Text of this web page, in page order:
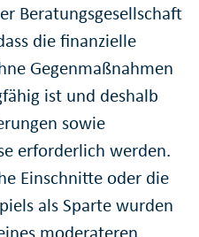
Beratungsgesellschaft
die finanzielle
Gegenmaßnahmen
ist und deshalb
sowie
erforderlich werden.
Einschnitte oder die
als Sparte wurden
moderateren